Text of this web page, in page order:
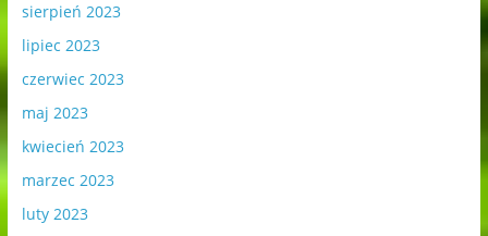
sierpień 2023
lipiec 2023
czerwiec 2023
maj 2023
kwiecień 2023
marzec 2023
luty 2023